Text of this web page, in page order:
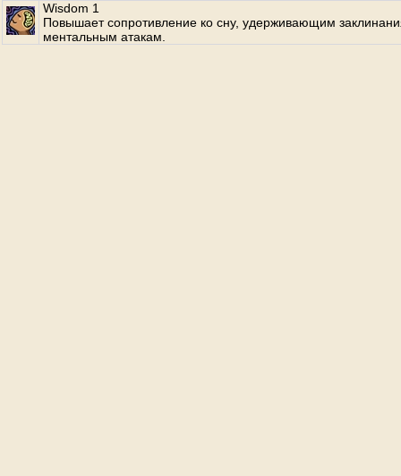
Wisdom 1
Повышает сопротивление ко сну, удерживающим
ментальным атакам.